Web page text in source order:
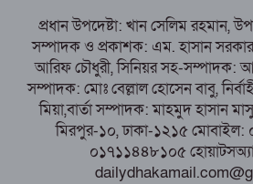
সামলাচ্ছেন একাধিক গুরুত্বপূর্ণ দায়িত্ব,
বগুড়া মুদ্রণ শিল্প
পরিচালনা কমিটির প্রস্তুতি সভা অনুষ্ঠিত
প্রধান উপদেষ্টা: খান সেলিম রহমান,
সম্পাদক ও প্রকাশক: এম. হাসান
আরিফ চৌধুরী, সিনিয়র সহ-সম্পাদক:
সম্পাদক: মোঃ বেল্লাল হোসেন বাবু,
মিয়া,বার্তা সম্পাদক: মাহমুদ হাসান
মিরপুর-১০, ঢাকা-১২১৫
০১৭১১৪৪৮১০৫